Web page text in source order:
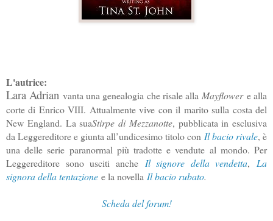
L'autrice:
Lara Adrian vanta una genealogia che risale alla Mayflowere alla
corte di Enrico VIII. Attualmente vive con il marito sulla costa del
New England. La suaStirpe di Mezzanotte, pubblicata in esclusiva
da Leggereditore e giunta all’undicesimo titolo con Il bacio rivale, è
una delle serie paranormal più tradotte e vendute al mondo. Per
Leggereditore sono usciti anche Il signore della vendetta, La
signora della tentazione e la novella Il bacio rubato.
Scheda del forum!